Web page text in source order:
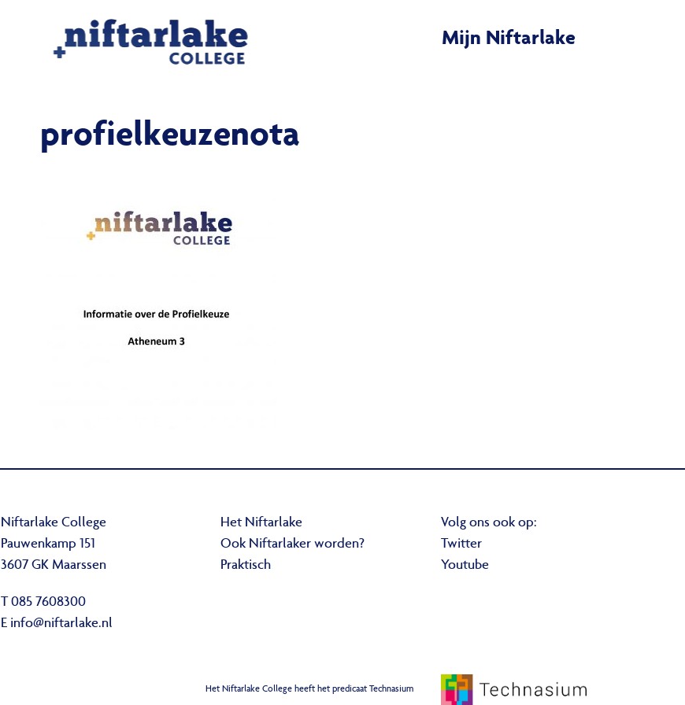
Mijn Niftarlake
profielkeuzenota
Niftarlake College
Pauwenkamp 151
3607 GK Maarssen
T 085 7608300
E info@niftarlake.nl
Het Niftarlake
Ook Niftarlaker worden?
Praktisch
Volg ons ook op:
Twitter
Youtube
Het Niftarlake College heeft het predicaat Technasium